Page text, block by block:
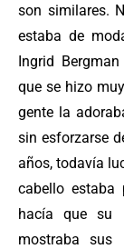
son similares.
estaba de
Ingrid
que se hizo
gente la
sin esforzarse
años, todavía
cabello estaba
hacía que su
mostraba sus